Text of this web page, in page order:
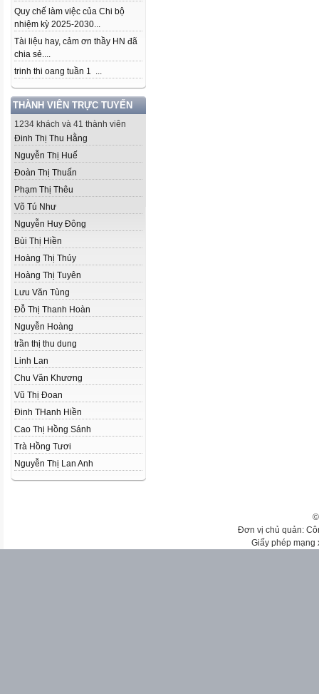
Quy chế làm việc của Chi bộ
nhiệm kỳ 2025-2030...
Tài liệu hay, cảm ơn thầy HN đã
chia sẻ....
trinh thi oang tuần 1 ...
THÀNH VIÊN TRỰC TUYẾN
1234 khách và 41 thành viên
Đinh Thị Thu Hằng
Nguyễn Thị Huế
Đoàn Thị Thuấn
Phạm Thị Thêu
Võ Tú Như
Nguyễn Huy Đông
Bùi Thị Hiền
Hoàng Thị Thúy
Hoàng Thị Tuyên
Lưu Văn Tùng
Đỗ Thị Thanh Hoàn
Nguyễn Hoàng
trần thị thu dung
Linh Lan
Chu Văn Khương
Vũ Thị Đoan
Đinh THanh Hiền
Cao Thị Hồng Sánh
Trà Hồng Tươi
Nguyễn Thị Lan Anh
Đơn vị chủ quản:
Giấy phép mạng